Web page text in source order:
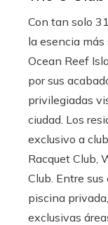
Con tan solo
la esencia
Ocean Reef
por sus
privilegiadas
ciudad. Los
exclusivo a
Racquet Club,
Club. Entre
piscina
exclusivas